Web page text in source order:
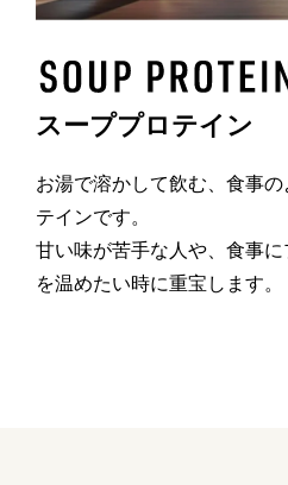
スーププロテイン
お湯で溶かして飲む、食事
テインです。
甘い味が苦手な人や、食事
を温めたい時に重宝します。